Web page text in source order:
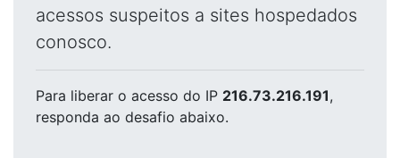
acessos suspeitos a sites hospedados
conosco.
Para liberar o acesso do IP 216.73.216.191,
responda ao desafio abaixo.